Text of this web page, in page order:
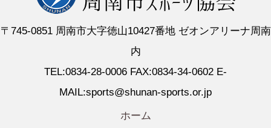
〒745-0851 周南市大字徳山10427番地 ゼオンアリーナ周南
内
TEL:0834-28-0006 FAX:0834-34-0602 E-
MAIL:sports@shunan-sports.or.jp
ホーム